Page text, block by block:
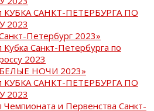
КУБКА САНКТ-ПЕТЕРБУРГА ПО
2023
Петербург 2023»
Кубка Санкт-Петербурга по
2023
НОЧИ 2023»
КУБКА САНКТ-ПЕТЕРБУРГА ПО
2023
Чемпионата и Первенства Санкт-